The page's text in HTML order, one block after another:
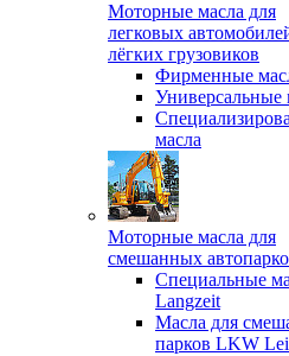
Моторные масла для
легковых
лёгких грузовиков
Фирменные
Универсальные
масла
Моторные масла для
смешанных
Специальные
Langzeit
Масла для
парков LKW